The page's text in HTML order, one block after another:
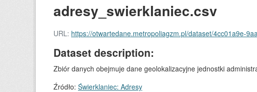
adresy_swierklaniec.csv
URL: https://otwartedane.metropoliagzm.pl/dataset/4cc01a9e-
Dataset description:
Zbiór danych obejmuje dane geolokalizacyjne jednostki
Źródło: Świerklaniec: Adresy